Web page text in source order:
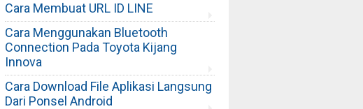
Cara Membuat URL ID LINE
Cara Menggunakan Bluetooth
Connection Pada Toyota Kijang
Innova
Cara Download File Aplikasi Langsung
Dari Ponsel Android